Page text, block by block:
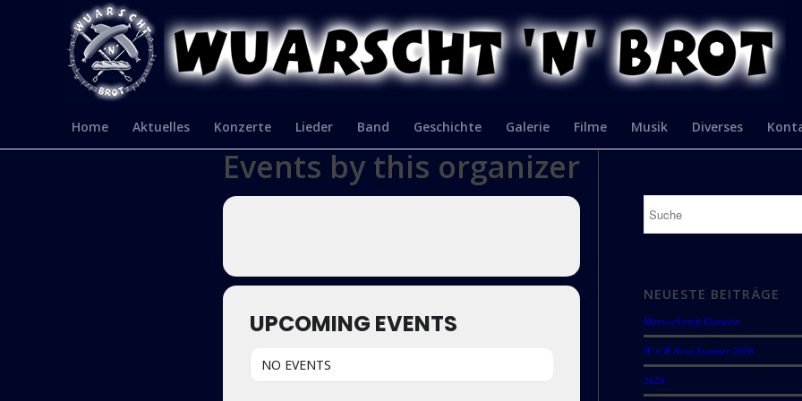
Home Aktuelles Konzerte Lieder Band Geschichte Galerie Filme Musik Diverses
Events by this organizer
UPCOMING EVENTS
NO EVENTS
NEUESTE BEITRÄGE
Mittwochstreff Gamprin
W’n’B News Sommer 2026
2026